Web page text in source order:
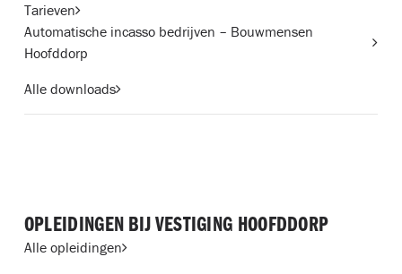
Tarieven
Automatische incasso bedrijven – Bouwmensen
Hoofddorp
Alle downloads
OPLEIDINGEN BIJ VESTIGING HOOFDDORP
Alle opleidingen